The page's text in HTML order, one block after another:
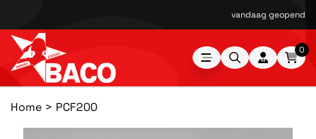
vandaag geopend
0
Home PCF200